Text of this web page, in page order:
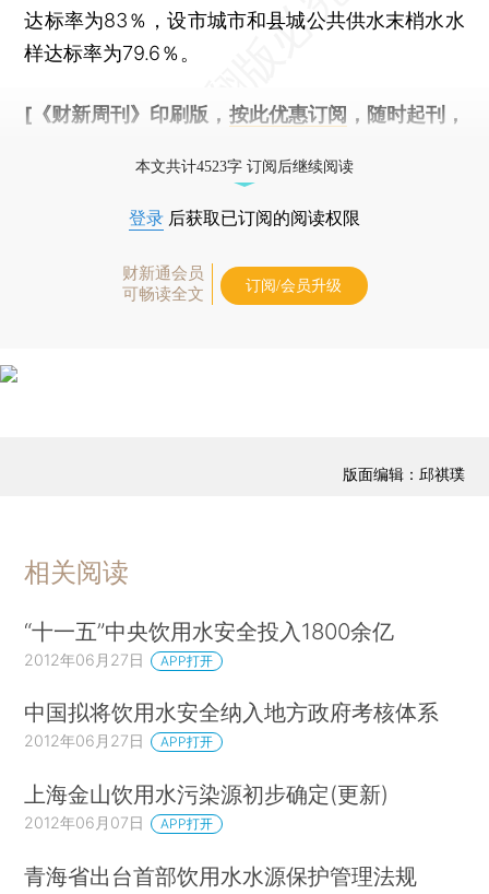
达标率为83％，设市城市和县城公共供水末梢水水
样达标率为79.6％。
[《财新周刊》印刷版， 按此优惠订阅 ，随时起刊，
本文共计4523字 订阅后继续阅读
登录 后获取已订阅的阅读权限
财新通会员
可畅读全文
订阅/会员升级
版面编辑：邱祺璞
相关阅读
“十一五”中央饮用水安全投入1800余亿
2012年06月27日 APP打开
中国拟将饮用水安全纳入地方政府考核体系
2012年06月27日 APP打开
上海金山饮用水污染源初步确定(更新)
2012年06月07日 APP打开
青海省出台首部饮用水水源保护管理法规